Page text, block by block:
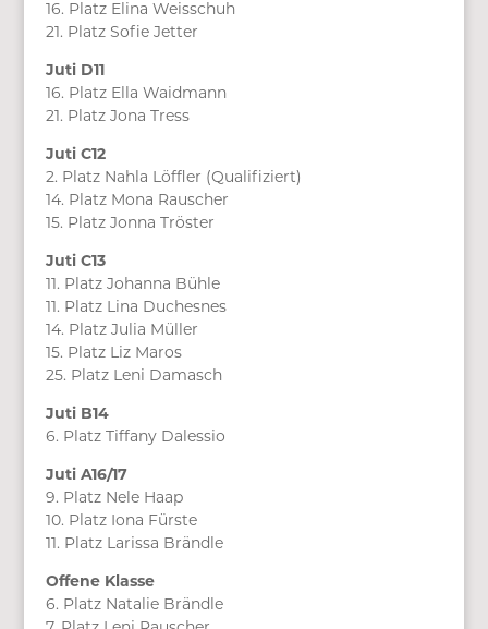
16. Platz Elina Weisschuh
21. Platz Sofie Jetter
Juti D11
16. Platz Ella Waidmann
21. Platz Jona Tress
Juti C12
2. Platz Nahla Löffler (Qualifiziert)
14. Platz Mona Rauscher
15. Platz Jonna Tröster
Juti C13
11. Platz Johanna Bühle
11. Platz Lina Duchesnes
14. Platz Julia Müller
15. Platz Liz Maros
25. Platz Leni Damasch
Juti B14
6. Platz Tiffany Dalessio
Juti A16/17
9. Platz Nele Haap
10. Platz Iona Fürste
11. Platz Larissa Brändle
Offene Klasse
6. Platz Natalie Brändle